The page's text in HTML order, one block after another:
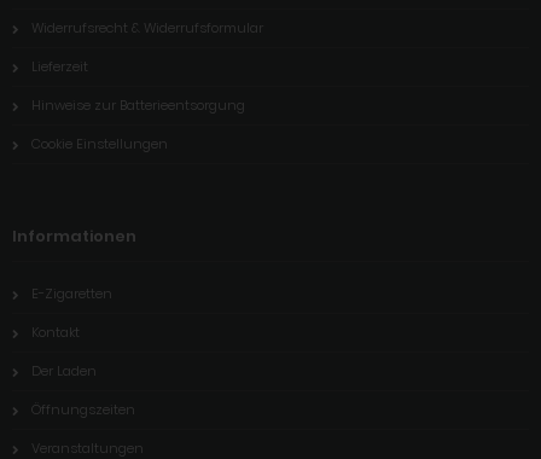
Widerrufsrecht & Widerrufsformular
Lieferzeit
Hinweise zur Batterieentsorgung
Cookie Einstellungen
Informationen
E-Zigaretten
Kontakt
Der Laden
Öffnungszeiten
Veranstaltungen